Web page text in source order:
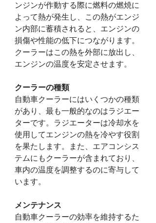
ンジンが作動する際に燃料の燃焼に
よって熱が発生し、この熱がエンジ
ン内部に蓄積されると、エンジンの
損傷や性能の低下につながります。
クーラーはこの熱を外部に放出し、
エンジンの温度を安定させます。
クーラーの種類
自動車クーラーにはいくつかの種類
があり、最も一般的なのはラジエー
ターです。ラジエーターは冷却水を
使用してエンジンの熱を冷やす役割
を果たします。また、エアコンシス
テムにもクーラーが含まれており、
車内の温度を調整するのに寄与して
います。
メンテナンス
自動車クーラーの効率を維持するた